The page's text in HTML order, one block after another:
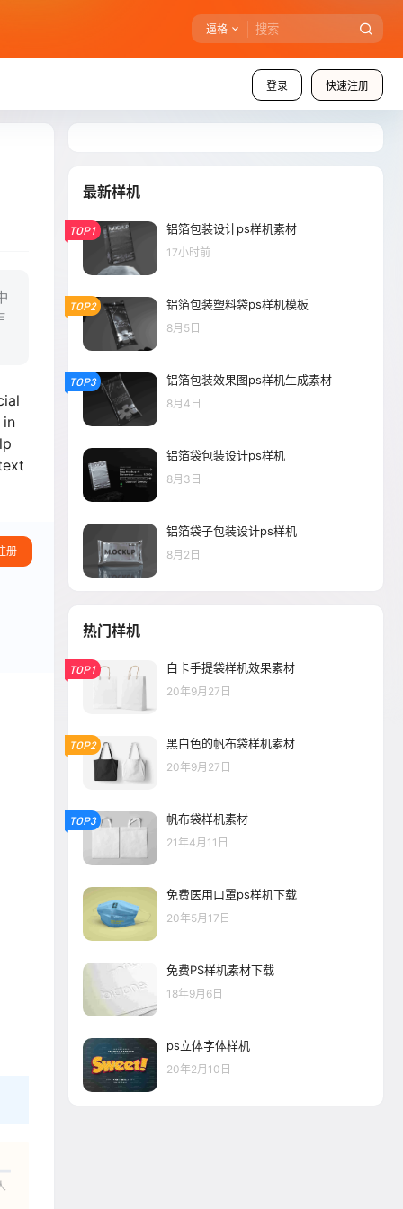
逼格
登录 快速注册
in
册
最新样机
TOP1 铝箔包装设计ps样机素材
17小时前
TOP2 铝箔包装塑料袋ps样机模板
8月5日
TOP3 铝箔包装效果图ps样机生成素材
8月4日
铝箔袋包装设计ps样机
8月3日
铝箔袋子包装设计ps样机
8月2日
热门样机
TOP1 白卡手提袋样机效果素材
20年9月27日
TOP2 黑白色的帆布袋样机素材
20年9月27日
TOP3 帆布袋样机素材
21年4月11日
免费医用口罩ps样机下载
20年5月17日
免费PS样机素材下载
18年9月6日
ps立体字体样机
20年2月10日